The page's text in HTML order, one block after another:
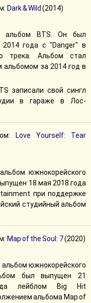
Dark & Wild (2014)
альбом BTS. Он был
года с "Danger" в
трека. Альбом стал
за 2014 год в
записали свой сингл
в гараже в Лос-
Love Yourself: Tear
южнокорейского
18 мая 2018 года
при поддержке
студийный альбом
Map of the Soul: 7(2020)
южнокорейского
был выпущен 21
лейблом Big Hit
альбома Map of